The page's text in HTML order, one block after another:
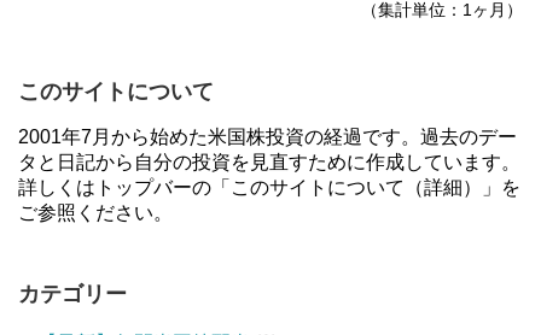
（集計単位：1ヶ月）
このサイトについて
2001年7月から始めた米国株投資の経過です。過去のデー
タと日記から自分の投資を見直すために作成しています。
詳しくはトップバーの「このサイトについて（詳細）」を
ご参照ください。
カテゴリー